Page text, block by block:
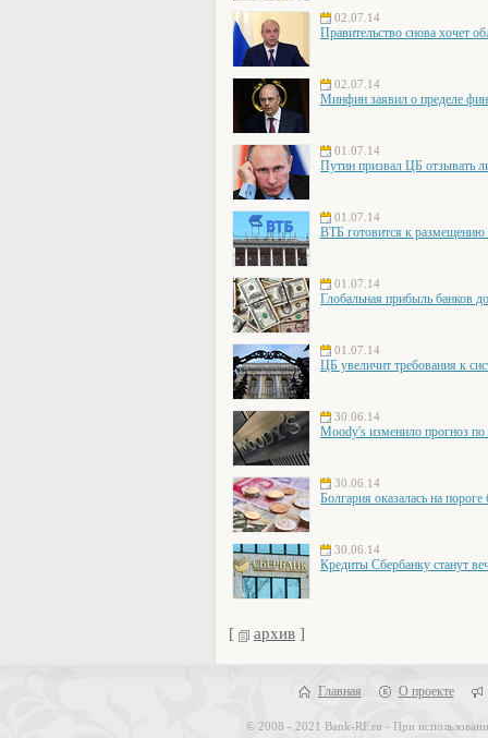
02.07.14
Правительство снова хочет
02.07.14
Минфин заявил о пределе
01.07.14
Путин призвал ЦБ отзывать
01.07.14
ВТБ готовится к размещению
01.07.14
Глобальная прибыль банков
01.07.14
ЦБ увеличит требования к
30.06.14
Moody's изменило прогноз
30.06.14
Болгария оказалась на
30.06.14
Кредиты Сбербанку станут
[ архив ]
Главная О проекте
© 2008 - 2021 Bank-RF.ru - При